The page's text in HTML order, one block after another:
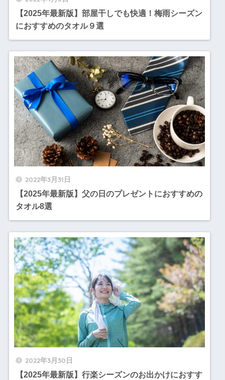
【2025年最新版】部屋干しでも快適！梅雨シーズン
におすすめのタオル９選
2022年3月31日
【2025年最新版】父の日のプレゼントにおすすめの
タオル8選
2022年3月30日
【2025年最新版】行楽シーズンのお出かけにおすす